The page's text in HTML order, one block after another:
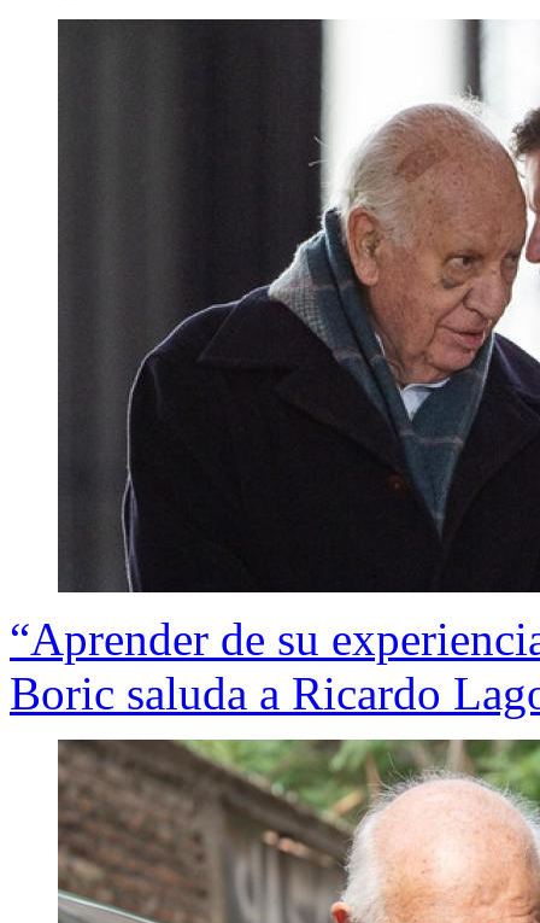
“Aprender de su
Boric saluda a Ricardo